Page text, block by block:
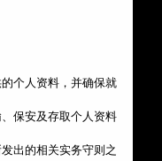
2023-07-15
个人资料，并确保就
保安及存取个人资料
出的相关实务守则之